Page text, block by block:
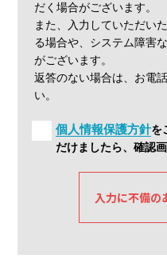
だく場合がございます。
また、入力していただい
る場合や、システム障害
がございます。
返答のない場合は、お電
い。
個⼈情報保護⽅針を
だけましたら、確認
入力に不備の